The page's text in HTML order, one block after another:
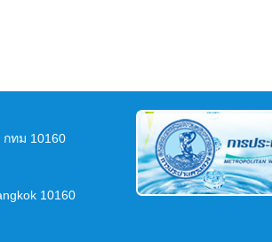
กทม 10160
10160